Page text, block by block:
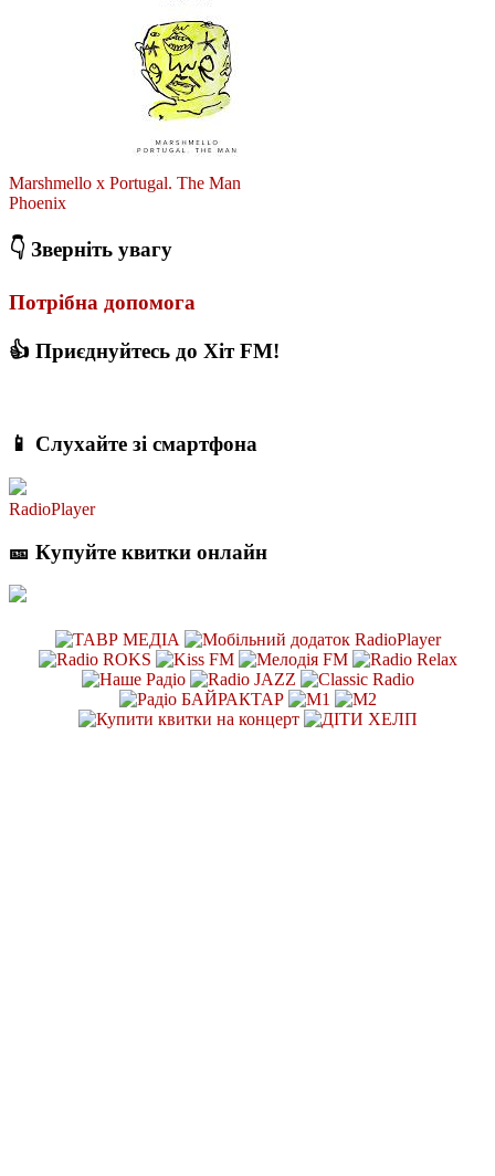
Marshmello x Portugal. The Man
Phoenix
👇 Зверніть увагу
Потрібна допомога
👍 Приєднуйтесь до Хіт FM!
📱 Слухайте зі смартфона
RadioPlayer
🎫 Купуйте квитки онлайн